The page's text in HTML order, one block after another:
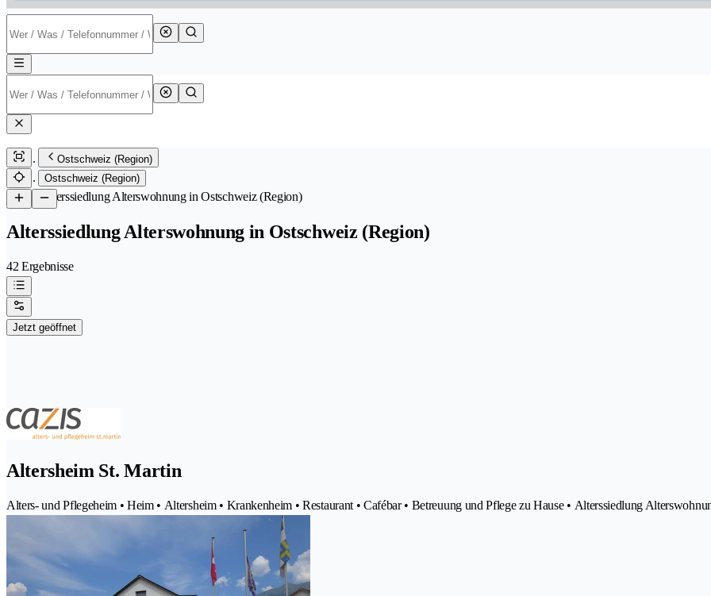
Ostschweiz (Region)
Ostschweiz (Region)
/Alterssiedlung Alterswohnung in Ostschweiz (Region)
Alterssiedlung Alterswohnung in Ostschweiz (Region)
42 Ergebnisse
Jetzt geöffnet
Altersheim St. Martin
Alters- und Pflegeheim • Heim • Altersheim • Krankenheim • Restaurant • Cafébar • Betreuung und Pflege zu Hause • Alterssiedlung